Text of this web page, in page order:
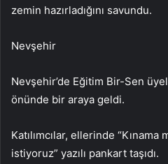
zemin hazırladığını savundu.
Nevşehir
Nevşehir’de Eğitim Bir-Sen
önünde bir araya geldi.
Katılımcılar, ellerinde “Kınama
istiyoruz” yazılı pankart taşıdı.